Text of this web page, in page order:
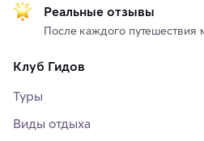
Реальные отзывы
После каждого путешествия
Клуб Гидов
Туры
Виды отдыха